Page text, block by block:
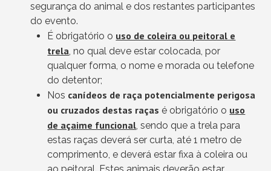
segurança do animal e dos restantes participantes
do evento.
É obrigatório o uso de coleira ou peitoral e
trela, no qual deve estar colocada, por
qualquer forma, o nome e morada ou telefone
do detentor;
Nos canídeos de raça potencialmente perigosa
ou cruzados destas raças é obrigatório o uso
de açaime funcional, sendo que a trela para
estas raças deverá ser curta, até 1 metro de
comprimento, e deverá estar fixa à coleira ou